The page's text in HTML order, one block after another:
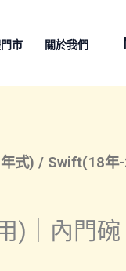
市 關於我們
式) / Swift(18年-
)｜內門碗